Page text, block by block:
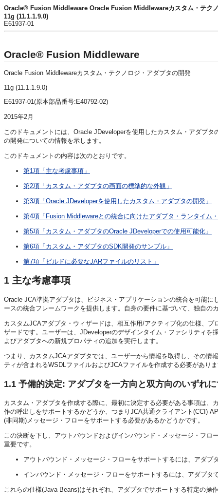
Oracle® Fusion Middleware Oracle Fusion Middlewareカスタム・テク
11g (11.1.1.9.0)
E61937-01
Oracle® Fusion Middleware
Oracle Fusion Middlewareカスタム・テクノロジ・アダプタの開発
11g (11.1.1.9.0)
E61937-01(原本部品番号:E40792-02)
2015年2月
このドキュメントには、Oracle JDeveloperを使用したカスタム・アダプ
の開発についての情報を示します。
このドキュメントの内容は次のとおりです。
第1項「主な考慮事項」
第2項「カスタム・アダプタの画面の標準的な外観」
第3項「Oracle JDeveloperを使用したカスタム・アダプタの開発」
第4項「Fusion Middlewareとの統合に向けたアダプタ・ランタイム
第5項「カスタム・アダプタのOracle JDeveloperでの使用可能化」
第6項「カスタム・アダプタのSDK開発のサンプル」
第7項「ビルドに必要なJARファイルのリスト」
1 主な考慮事項
Oracle JCA準拠アダプタは、ビジネス・アプリケーションの統合を可能
ースの統合フレームワークを提供します。自身の要件に基づいて、独自
カスタムJCAアダプタ・ウィザードは、相互作用/アクティブ化の仕様、
ザードです。ユーザーは、JDeveloperのデザインタイム・ファシリティ
よびアダプタへの新規プロパティの追加を実行します。
つまり、カスタムJCAアダプタでは、ユーザーから情報を取得し、その
ティが含まれるWSDLファイルおよびJCAファイルを作成する必要があり
1.1 予備的決定: アダプタを一方向と双方向のいずれ
カスタム・アダプタを作成する際に、最初に決定する必要がある事項は
作の呼出しをサポートするかどうか、つまりJCA共通クライアント(CCI)
(非同期)メッセージ・フローをサポートする必要があるかどうかです。
この決断を下し、アウトバウンドおよびインバウンド・メッセージ・フ
重要です。
アウトバウンド・メッセージ・フローをサポートするには、アダプ
インバウンド・メッセージ・フローをサポートするには、アダプタ
これらの仕様(Java Beans)はそれぞれ、アダプタでサポートする特定の